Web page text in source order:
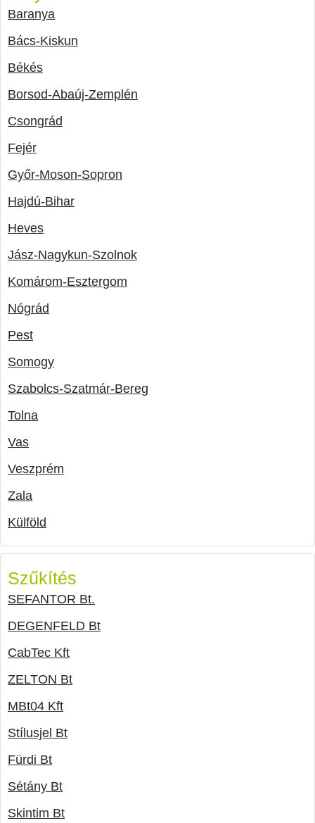
Baranya
Bács-Kiskun
Békés
Borsod-Abaúj-Zemplén
Csongrád
Fejér
Győr-Moson-Sopron
Hajdú-Bihar
Heves
Jász-Nagykun-Szolnok
Komárom-Esztergom
Nógrád
Pest
Somogy
Szabolcs-Szatmár-Bereg
Tolna
Vas
Veszprém
Zala
Külföld
Szűkítés
SEFANTOR Bt.
DEGENFELD Bt
CabTec Kft
ZELTON Bt
MBt04 Kft
Stílusjel Bt
Fürdi Bt
Sétány Bt
Skintim Bt